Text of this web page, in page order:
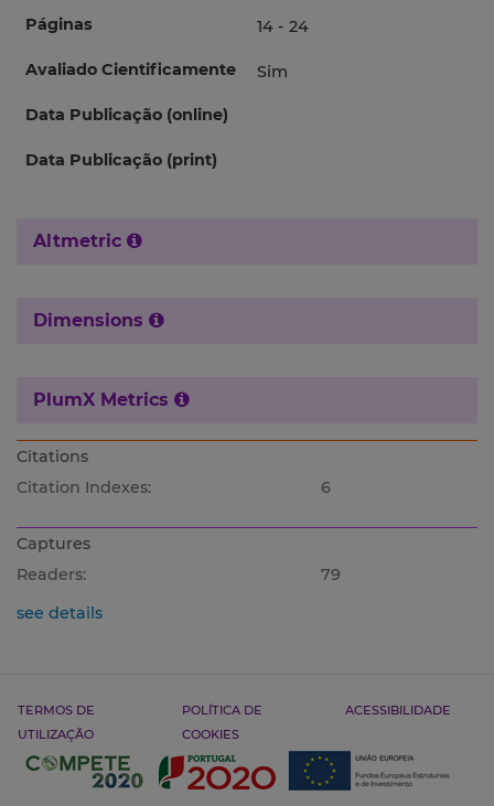
Páginas 14 - 24
Avaliado Cientificamente Sim
Data Publicação (online)
Data Publicação (print)
Altmetric
Dimensions
PlumX Metrics
Citations
Citation Indexes:
6
Captures
Readers:
79
see details
TERMOS DE
UTILIZAÇÃO
POLÍTICA DE
COOKIES
ACESSIBILIDADE